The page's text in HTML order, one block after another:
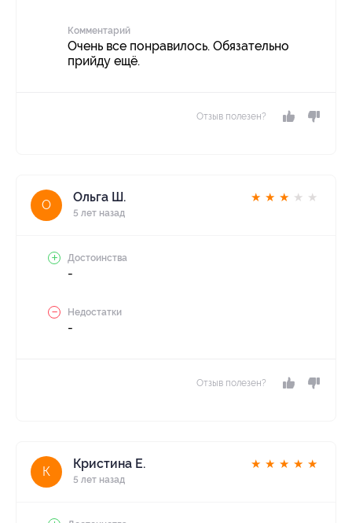
Комментарий
Очень все понравилось. Обязательно
прийду ещё.
Отзыв полезен?
О
Ольга Ш.
5 лет назад
★ ★ ★ ★ ★
Достоинства
-
Недостатки
-
Отзыв полезен?
К
Кристина Е.
5 лет назад
★ ★ ★ ★ ★